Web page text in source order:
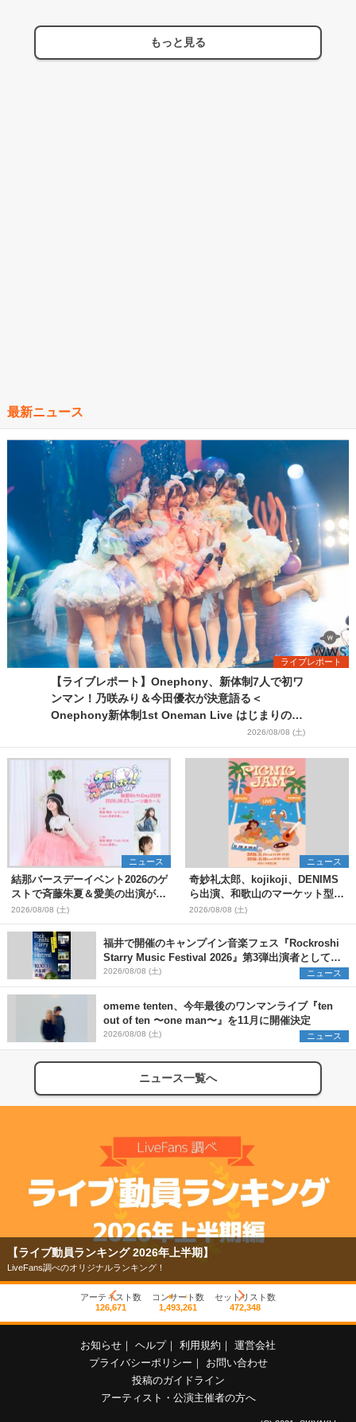
もっと見る
最新ニュース
ライブレポート
【ライブレポート】Onephony、新体制7人で初ワ
ンマン！乃咲みり＆今田優衣が決意語る＜
Onephony新体制1st Oneman Live はじまりの夏
2026/08/08 (土)
ニュース
結那バースデーイベント2026のゲ
ストで斉藤朱夏＆愛美の出演が決
定
2026/08/08 (土)
ニュース
奇妙礼太郎、kojikoji、DENIMS
ら出演、和歌山のマーケット型野
外イベント『PICNIC JAM
2026』早割チケット発売開始
2026/08/08 (土)
福井で開催のキャンプイン音楽フェス『Rockroshi
Starry Music Festival 2026』第3弾出演者として
SCOOBIE DO、かりゆし58、Reiを発表
2026/08/08 (土) ニュース
omeme tenten、今年最後のワンマンライブ『ten
out of ten 〜one man〜』を11月に開催決定
2026/08/08 (土) ニュース
ニュース一覧へ
【ライブ動員ランキング 2026年上半期】
LiveFans調べのオリジナルランキング！
アーティスト数
126,671
コンサート数
1,493,261
セットリスト数
472,348
お知らせ ヘルプ 利用規約
運営会社
プライバシーポリシー
お問い合わせ
投稿のガイドライン
アーティスト・公演主催者の方へ